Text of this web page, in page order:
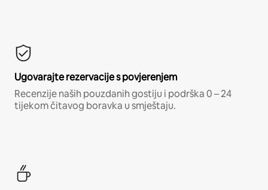
Ugovarajte rezervacije s povjerenjem
Recenzije naših pouzdanih gostiju i podrška 0 – 24
tijekom čitavog boravka u smještaju.